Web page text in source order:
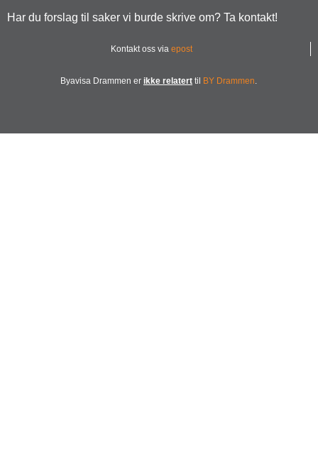
Har du forslag til saker vi burde skrive om? Ta kontakt!
Kontakt oss via epost
Byavisa Drammen er ikke relatert til BY Drammen